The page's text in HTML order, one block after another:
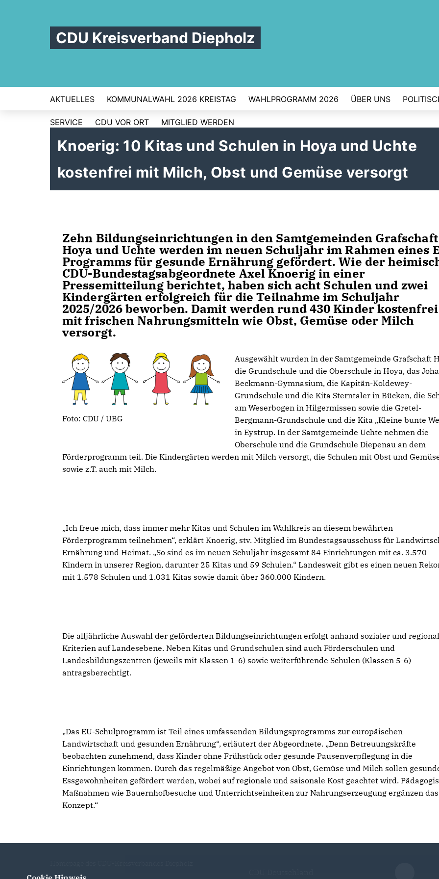
CDU Kreisverband Diepholz
AKTUELLES KOMMUNALWAHL 2026 KREISTAG WAHLPROGRAMM 2026 ÜBER UNS
SERVICE CDU VOR ORT MITGLIED WERDEN
Knoerig: 10 Kitas und Schulen in Hoya und Uchte
kostenfrei mit Milch, Obst und Gemüse versorgt
Zehn Bildungseinrichtungen in den Samtgemeinden Grafschaft
Hoya und Uchte werden im neuen Schuljahr im Rahmen eines
Programms für gesunde Ernährung gefördert. Wie der
CDU-Bundestagsabgeordnete Axel Knoerig in einer
Pressemitteilung berichtet, haben sich acht Schulen und zwei
Kindergärten erfolgreich für die Teilnahme im Schuljahr
2025/2026 beworben. Damit werden rund 430 Kinder kostenfrei
mit frischen Nahrungsmitteln wie Obst, Gemüse oder Milch
versorgt.
Foto: CDU / UBG
Ausgewählt wurden in der Samtgemeinde Grafschaft
die Grundschule und die Oberschule in Hoya, das
Beckmann-Gymnasium, die Kapitän-Koldewey-
Grundschule und die Kita Sterntaler in Bücken, die
am Weserbogen in Hilgermissen sowie die Gretel-
Bergmann-Grundschule und die Kita „Kleine bunte
in Eystrup. In der Samtgemeinde Uchte nehmen die
Oberschule und die Grundschule Diepenau an dem
Förderprogramm teil. Die Kindergärten werden mit Milch versorgt, die Schulen mit Obst und
sowie z.T. auch mit Milch.
Ich freue mich, dass immer mehr Kitas und Schulen im Wahlkreis an diesem bewährten
Förderprogramm teilnehmen“, erklärt Knoerig, stv. Mitglied im Bundestagsausschuss für
Ernährung und Heimat. „So sind es im neuen Schuljahr insgesamt 84 Einrichtungen mit ca. 3.570
Kindern in unserer Region, darunter 25 Kitas und 59 Schulen.“ Landesweit gibt es einen neuen
mit 1.578 Schulen und 1.031 Kitas sowie damit über 360.000 Kindern.
Die alljährliche Auswahl der geförderten Bildungseinrichtungen erfolgt anhand sozialer und
Kriterien auf Landesebene. Neben Kitas und Grundschulen sind auch Förderschulen und
Landesbildungszentren (jeweils mit Klassen 1-6) sowie weiterführende Schulen (Klassen 5-6)
antragsberechtigt.
Das EU-Schulprogramm ist Teil eines umfassenden Bildungsprogramms zur europäischen
Landwirtschaft und gesunden Ernährung“, erläutert der Abgeordnete. „Denn Betreuungskräfte
beobachten zunehmend, dass Kinder ohne Frühstück oder gesunde Pausenverpflegung in die
Einrichtungen kommen. Durch das regelmäßige Angebot von Obst, Gemüse und Milch sollen
Essgewohnheiten gefördert werden, wobei auf regionale und saisonale Kost geachtet wird.
Maßnahmen wie Bauernhofbesuche und Unterrichtseinheiten zur Nahrungserzeugung ergänzen das
Konzept.“